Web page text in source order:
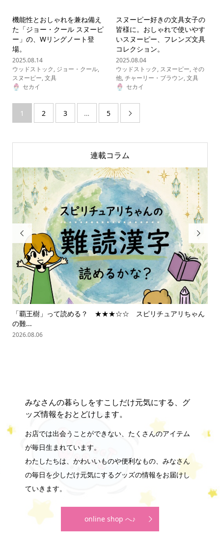
機能性とおしゃれを兼ね備え
た「ジョー・クール スヌーピ
ー」の、Wリングノート登
場。
2025.08.14
ウッドストック, ジョー・クール,
スヌーピー,文具
セカイ
スヌーピー好きの文具女子の
皆様に。おしゃれで使いやす
いスヌーピー、フレンズ文具
コレクション。
2025.08.04
ウッドストック, スヌーピー, その
他,チャーリー・ブラウン,文具
セカイ
1 2 3 … 5 
連載コラム

「覇王樹」って読める？ ★★★☆☆ スピリチュアリちゃん
の難...
2026.08.06

みなさんの暮らしをすこしだけ元気にする、グ
ッズ情報をおとどけします。
お店では出会うことができない、たくさんのアイテム
が毎日生まれています。
わたしたちは、かわいいものや便利なもの、みなさん
の毎日を少しだけ元気にするグッズの情報をお届けし
ていきます。
online shop へ♪